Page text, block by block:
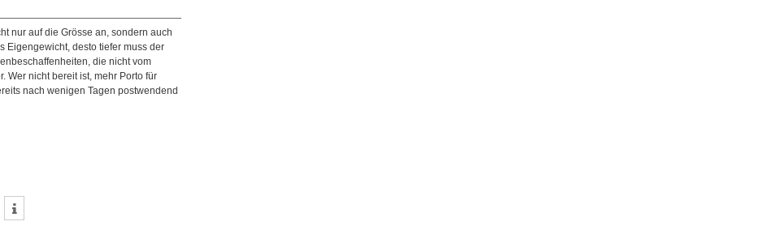
nur auf die Grösse an, sondern auch
Eigengewicht, desto tiefer muss der
die nicht vom
Wer nicht bereit ist, mehr Porto für
nach wenigen Tagen postwendend